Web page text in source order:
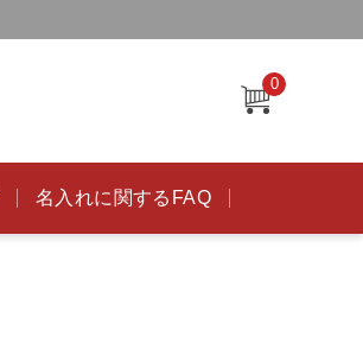
0
名入れに関するFAQ